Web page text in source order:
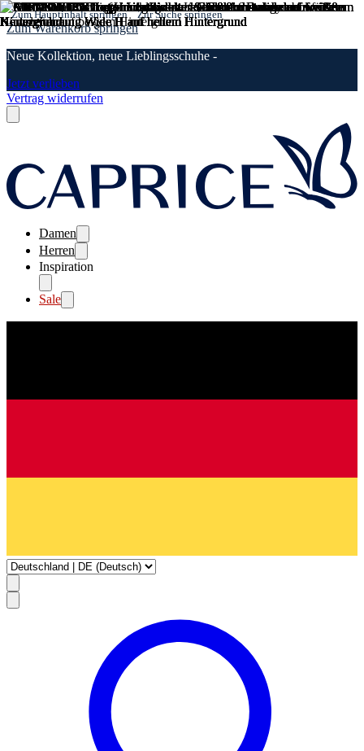
Zum Hauptinhalt springen Zur Suche springen
Zum Warenkorb springen
Neue Kollektion, neue Lieblingsschuhe -
Jetzt verlieben
Vertrag widerrufen
Damen
Herren
Inspiration
Sale